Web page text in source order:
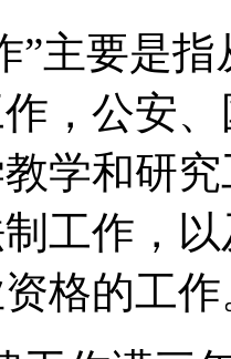
”主要是
，公安
学和研
工作，
格的工作